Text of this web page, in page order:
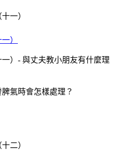
）
）- 與丈夫教小朋友有什麼理
氣時會怎樣處理？